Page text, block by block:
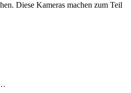
Diese Kameras machen zum Teil